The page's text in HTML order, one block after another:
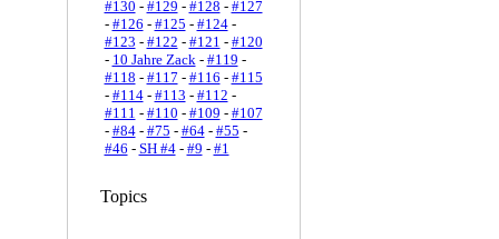
#130 - #129 - #128 - #127
- #126 - #125 - #124-
#123 - #122 - #121 - #120
- 10 Jahre Zack- #119 -
#118 - #117 - #116 - #115
- #114- #113 - #112 -
#111 - #110 - #109 - #107
- #84- #75 - #64- #55 -
#46 - SH #4- #9 - #1
Topics